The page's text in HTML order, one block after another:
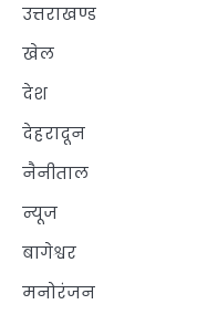
उत्तराखण्ड
खेल
देश
देहरादून
नैनीताल
न्यूज
बागेश्वर
मनोरंजन